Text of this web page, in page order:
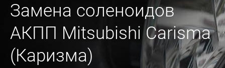
Замена соленоидов
АКПП Mitsubishi Carisma
(Каризма)